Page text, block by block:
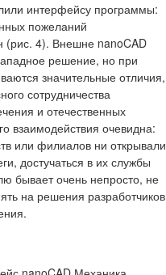
интерфейсу программы:
пожеланий
(рис. 4). Внешне nanoCAD
решение, но при
значительные отличия,
сотрудничества
и отечественных
взаимодействия очевидна:
или филиалов ни открывали
достучаться в их службы
бывает очень непросто, не
на решения разработчиков